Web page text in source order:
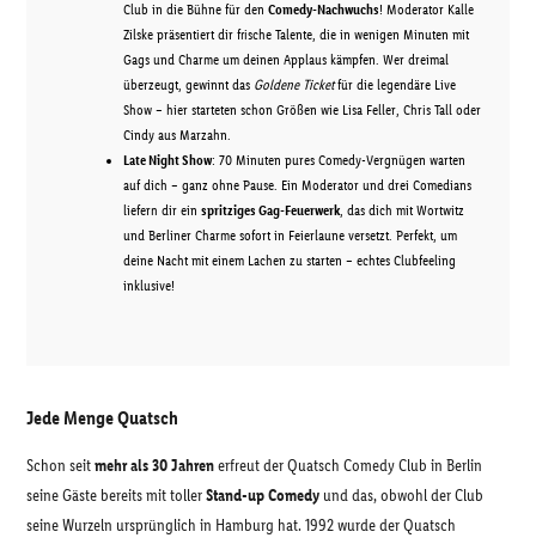
Club in die Bühne für den Comedy-Nachwuchs! Moderator Kalle
Zilske präsentiert dir frische Talente, die in wenigen Minuten mit
Gags und Charme um deinen Applaus kämpfen. Wer dreimal
überzeugt, gewinnt das Goldene Ticketfür die legendäre Live
Show – hier starteten schon Größen wie Lisa Feller, Chris Tall oder
Cindy aus Marzahn.
Late Night Show: 70 Minuten pures Comedy-Vergnügen warten
auf dich – ganz ohne Pause. Ein Moderator und drei Comedians
liefern dir ein spritziges Gag-Feuerwerk, das dich mit Wortwitz
und Berliner Charme sofort in Feierlaune versetzt. Perfekt, um
deine Nacht mit einem Lachen zu starten – echtes Clubfeeling
inklusive!
Jede Menge Quatsch
Schon seitmehr als 30 Jahrenerfreut der Quatsch Comedy Club in Berlin
seine Gäste bereits mit tollerStand-up Comedy und das, obwohl der Club
seine Wurzeln ursprünglich in Hamburg hat. 1992 wurde der Quatsch